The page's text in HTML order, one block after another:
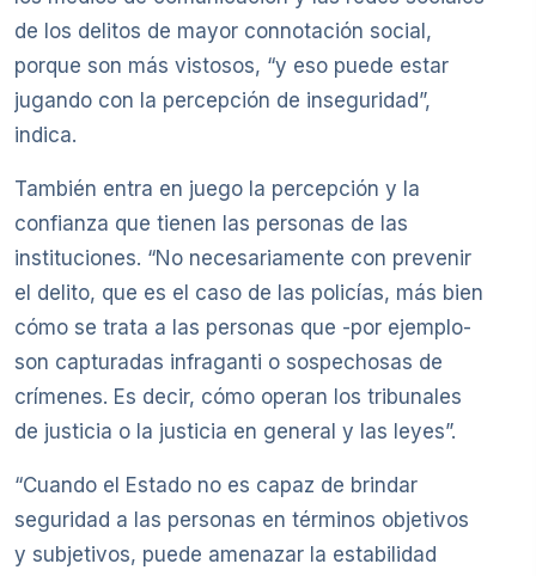
de los delitos de mayor connotación social,
porque son más vistosos, “y eso puede estar
jugando con la percepción de inseguridad”,
indica.
También entra en juego la percepción y la
confianza que tienen las personas de las
instituciones. “No necesariamente con prevenir
el delito, que es el caso de las policías, más bien
cómo se trata a las personas que -por ejemplo-
son capturadas infraganti o sospechosas de
crímenes. Es decir, cómo operan los tribunales
de justicia o la justicia en general y las leyes”.
“Cuando el Estado no es capaz de brindar
seguridad a las personas en términos objetivos
y subjetivos, puede amenazar la estabilidad